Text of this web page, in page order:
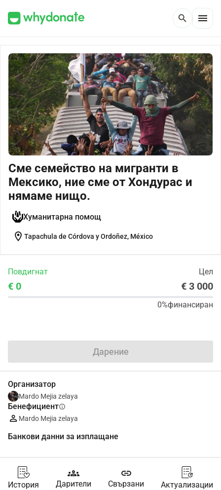
search menu
Сме семейство на мигранти в
Мексико, ние сме от Хондурас и
нямаме нищо.
Хуманитарна помощ
location_on Tapachula de Córdova y Ordoñez, México
Повдигнат Цел
€ 0 € 3 000
0%финансиран
Дарение
Организатор
Mardo Mejia zelaya
Бенефициентinfo
Mardo Mejia zelaya
Банкови данни за изплащане
История
groups
Дарители
link
Свързани Актуализации